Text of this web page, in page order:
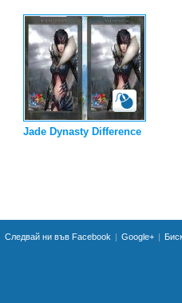
Jade Dynasty Difference
Следвай ни във Facebook Google+